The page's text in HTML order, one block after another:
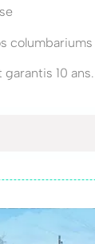
10 ans.